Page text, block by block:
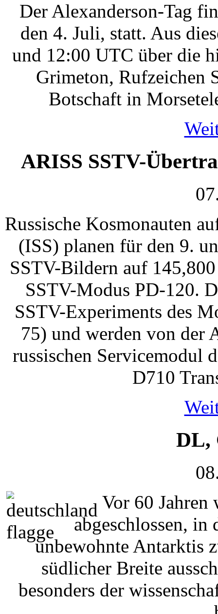
Der Alexanderson-Tag
den 4. Juli, statt. Aus
und 12:00 UTC über die
Grimeton, Rufzeichen
Botschaft in
ARISS SSTV-
Russische Kosmonauten
(ISS) planen für den 9.
SSTV-Bildern auf
SSTV-Modus PD-120.
SSTV-Experiments des
75) und werden von der
russischen Servicemodul
D710
DL,
Vor 60 Jahren
abgeschlossen, in
unbewohnte Antarktis
südlicher Breite
besonders der